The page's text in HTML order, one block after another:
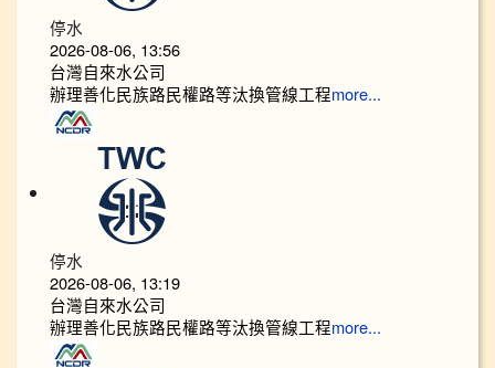
停水
2026-08-06, 13:56
台灣自來水公司
辦理善化民族路民權路等汰換管線工程more...
停水
2026-08-06, 13:19
台灣自來水公司
辦理善化民族路民權路等汰換管線工程more...